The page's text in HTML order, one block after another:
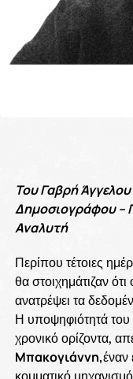
Του Γαβρή Άγγελου
Δημοσιογράφου –
Αναλυτή
Περίπου τέτοιες
θα στοιχημάτιζαν ότι
ανατρέψει τα
Η υποψηφιότητά του
χρονικό ορίζοντα,
Μπακογιάννη,έναν